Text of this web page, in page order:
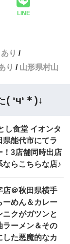
LINE
り
り 山形県村山
‘ч‘＊)↓
し食堂 イオンタ
県能代市にてラ
！3店舗同時出店
らこちらな店♪
店＠秋田県横手
ーめん＆カレー
ニクがガツンと
ラーメン＆その
した悪魔的なカ